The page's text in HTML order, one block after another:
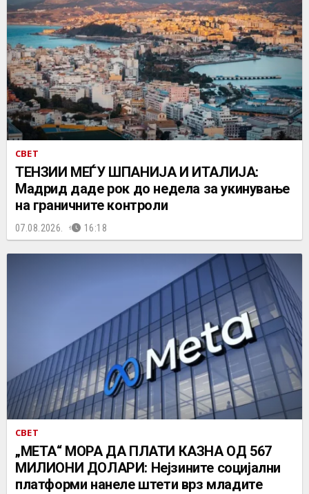
СВЕТ
ТЕНЗИИ МЕЃУ ШПАНИЈА И ИТАЛИЈА:
Мадрид даде рок до недела за укинување
на граничните контроли
07.08.2026. 16:18
СВЕТ
„МЕТА“ МОРА ДА ПЛАТИ КАЗНА ОД 567
МИЛИОНИ ДОЛАРИ: Нејзините социјални
платформи нанеле штети врз младите